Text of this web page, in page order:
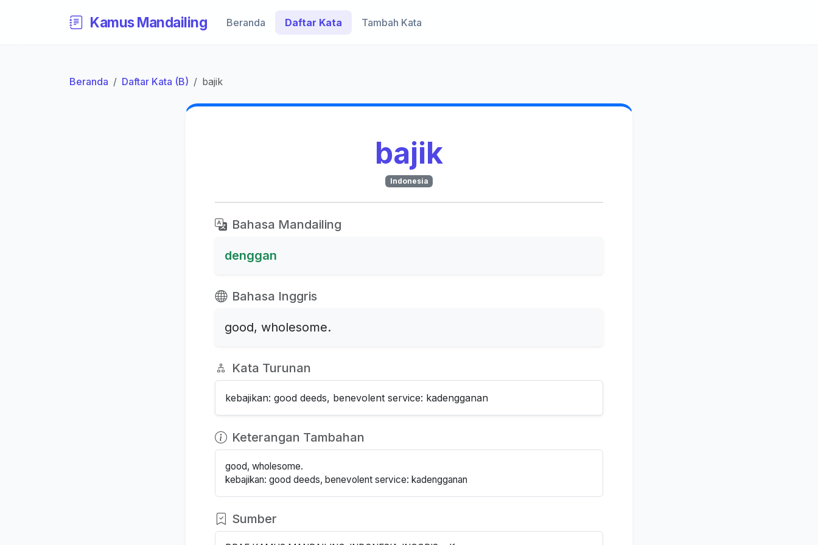
Kamus Mandailing Beranda Daftar Kata Tambah Kata
Beranda Daftar Kata (B) bajik
bajik
Indonesia
Bahasa Mandailing
denggan
Bahasa Inggris
good, wholesome.
Kata Turunan
kebajikan: good deeds, benevolent service: kadengganan
Keterangan Tambahan
good, wholesome.
kebajikan: good deeds, benevolent service: kadengganan
Sumber